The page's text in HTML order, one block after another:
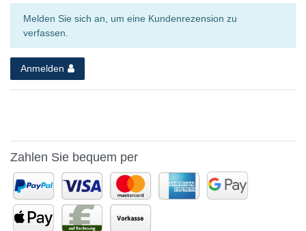
Melden Sie sich an, um eine Kundenrezension zu
verfassen.
Anmelden
Zahlen Sie bequem per